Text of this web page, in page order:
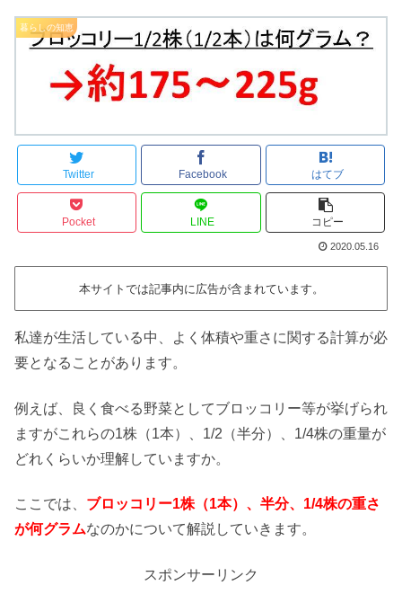
暮らしの知恵
Twitter Facebook はてブ
Pocket LINE コピー
2020.05.16
本サイトでは記事内に広告が含まれています。
私達が生活している中、よく体積や重さに関する計算が必
要となることがあります。
例えば、良く食べる野菜としてブロッコリー等が挙げられ
ますがこれらの1株（1本）、1/2（半分）、1/4株の重量が
どれくらいか理解していますか。
ここでは、 ブロッコリー1株（1本）、半分、1/4株の重さ
が何グラムなのかについて解説していきます。
スポンサーリンク